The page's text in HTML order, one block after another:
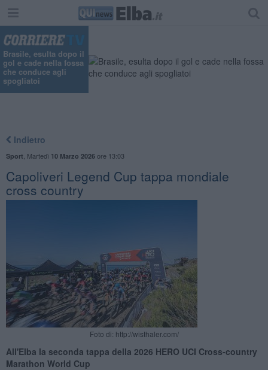
Brasile, esulta dopo il
gol e cade nella fossa
che conduce agli
spogliatoi
Indietro
Sport Martedì 10 Marzo 2026ore 13:03
Capoliveri Legend Cup tappa mondiale
cross country
Foto di: http://wisthaler.com/
All'Elba la seconda tappa della 2026 HERO UCI Cross-country
Marathon World Cup